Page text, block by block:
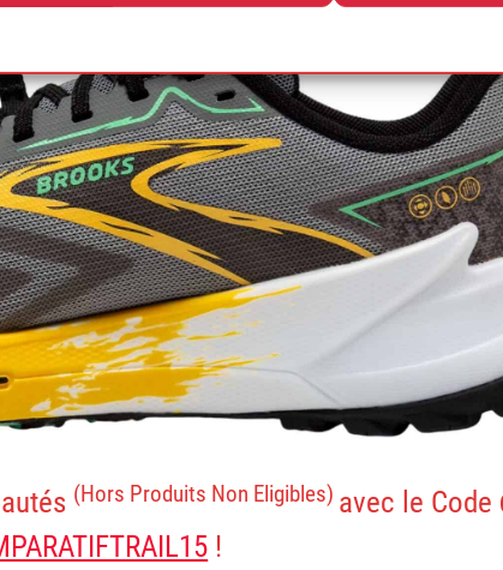
(Hors Produits Non Eligibles) avec le
!